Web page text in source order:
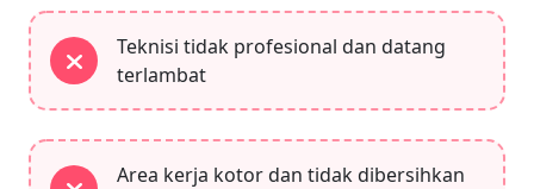
Teknisi tidak profesional dan datang
terlambat
Area kerja kotor dan tidak dibersihkan